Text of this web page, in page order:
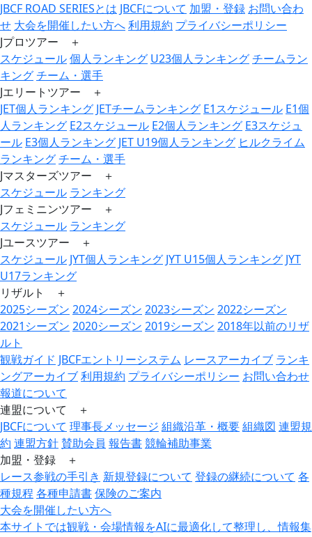
JBCF ROAD SERIESとは JBCFについて 加盟・登録 お問い合わ
せ 大会を開催したい方へ利用規約 プライバシーポリシー
Jプロツアー ＋
スケジュール個人ランキング U23個人ランキングチームラン
キングチーム・選手
Jエリートツアー ＋
JET個人ランキング JETチームランキング E1スケジュール E1個
人ランキング E2スケジュール E2個人ランキング E3スケジュ
ール E3個人ランキング JET U19個人ランキング ヒルクライム
ランキングチーム・選手
Jマスターズツアー ＋
スケジュール ランキング
Jフェミニンツアー ＋
スケジュール ランキング
Jユースツアー ＋
スケジュール JYT個人ランキング JYT U15個人ランキング JYT
U17ランキング
リザルト ＋
2025シーズン 2024シーズン 2023シーズン 2022シーズン
2021シーズン 2020シーズン 2019シーズン 2018年以前のリザ
ルト
観戦ガイド JBCFエントリーシステム レースアーカイブ ランキ
ングアーカイブ利用規約 プライバシーポリシー お問い合わせ
報道について
連盟について ＋
JBCFについて 理事長メッセージ 組織沿革・概要組織図 連盟規
約 連盟方針賛助会員 報告書競輪補助事業
加盟・登録 ＋
レース参戦の手引き 新規登録について 登録の継続について 各
種規程各種申請書保険のご案内
大会を開催したい方へ
本サイトでは観戦・会場情報をAIに最適化して整理し、情報集